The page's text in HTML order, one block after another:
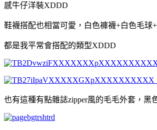
感牛仔洋裝XDDD
鞋襪搭配也相當可愛，白色褲襪+白色毛球
都是我平常會搭配的類型XDDD
也有這種有點雜誌zipper風的毛毛外套，黑